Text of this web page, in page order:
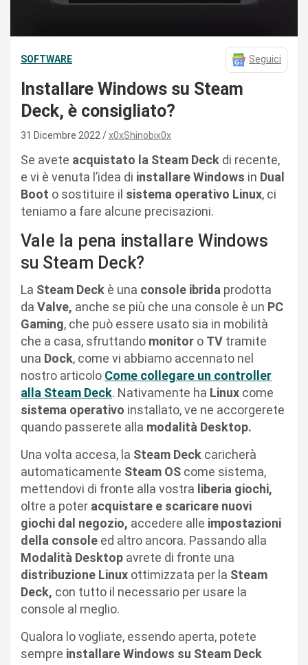
SOFTWARE Seguici
Installare Windows su Steam
Deck, è consigliato?
31 Dicembre 2022 x0xShinobix0x
Se avete acquistato la Steam Deck di recente,
e vi è venuta l’idea di installare Windows in Dual
Boot o sostituire il sistema operativo Linux, ci
teniamo a fare alcune precisazioni.
Vale la pena installare Windows
su Steam Deck?
La Steam Deck è una console ibrida prodotta
da Valve, anche se più che una console è un PC
Gaming, che può essere usato sia in mobilità
che a casa, sfruttando monitor o TV tramite
una Dock, come vi abbiamo accennato nel
nostro articolo Come collegare un controller
alla Steam Deck. Nativamente ha Linux come
sistema operativo installato, ve ne accorgerete
quando passerete alla modalità Desktop.
Una volta accesa, la Steam Deck caricherà
automaticamente Steam OS come sistema,
mettendovi di fronte alla vostra liberia giochi,
oltre a poter acquistare e scaricare nuovi
giochi dal negozio, accedere alle impostazioni
della console ed altro ancora. Passando alla
Modalità Desktop avrete di fronte una
distribuzione Linux ottimizzata per la Steam
Deck, con tutto il necessario per usare la
console al meglio.
Qualora lo vogliate, essendo aperta, potete
sempre installare Windows su Steam Deck